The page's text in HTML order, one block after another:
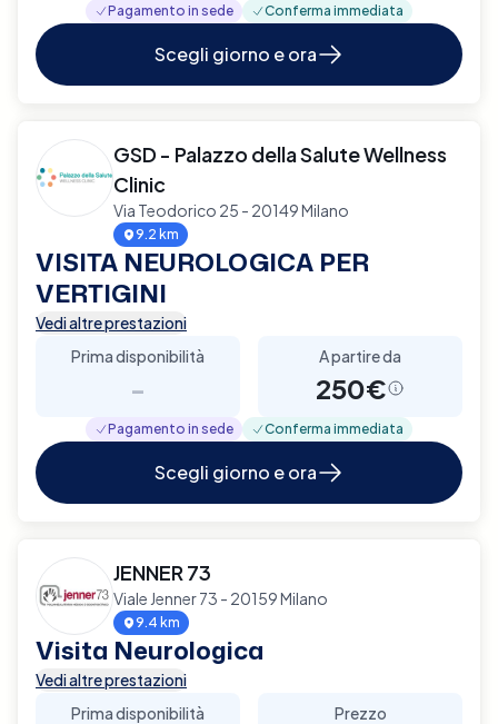
Pagamento in sede Conferma immediata
Scegli giorno e ora
GSD - Palazzo della Salute Wellness
Clinic
Via Teodorico 25 - 20149 Milano
9.2 km
VISITA NEUROLOGICA PER
VERTIGINI
Vedi altre prestazioni
Prima disponibilità
-
A partire da
250€
Pagamento in sede Conferma immediata
Scegli giorno e ora
JENNER 73
Viale Jenner 73 - 20159 Milano
9.4 km
Visita Neurologica
Vedi altre prestazioni
Prima disponibilità
Prezzo